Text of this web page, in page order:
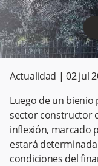
Actualidad | 02 jul
Luego de un
sector constructor
inflexión, marcado
estará
condiciones del